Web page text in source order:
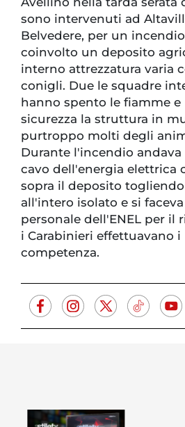
sono intervenuti ad
Belvedere, per un
coinvolto un deposito
interno attrezzatura varia
conigli. Due le squadre
hanno spento le fiamme e
sicurezza la struttura in
purtroppo molti degli
Durante l'incendio
cavo dell'energia elettrica
sopra il deposito
all'intero isolato e si
personale dell'ENEL per il
i Carabinieri effettuavano
competenza.